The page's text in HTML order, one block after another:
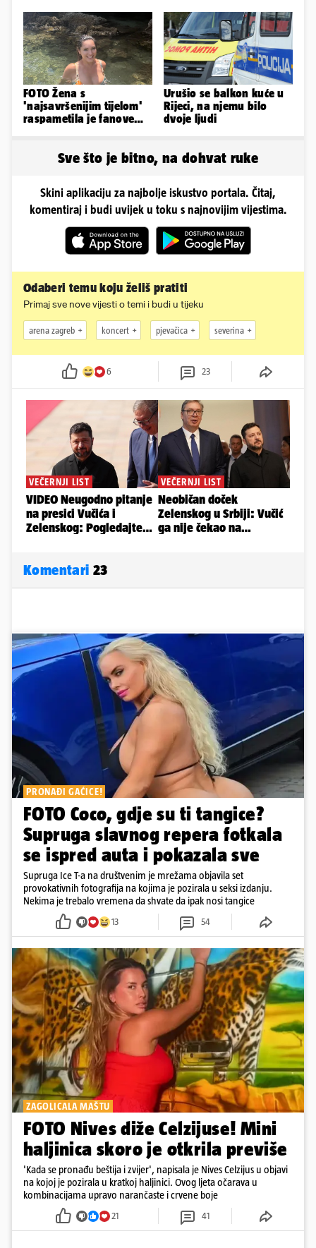
FOTO Žena s
'najsavršenijim tijelom'
raspametila je fanove
Urušio se balkon kuće u
Rijeci, na njemu bilo
dvoje ljudi
Sve što je bitno, na dohvat ruke
Skini aplikaciju za najbolje iskustvo portala. Čitaj,
komentiraj i budi uvijek u toku s najnovijim vijestima.
Odaberi temu koju želiš pratiti
Primaj sve nove vijesti o temi i budi u tijeku
arena zagreb koncert pjevačica severina
6 23
Komentari 23
PRONAĐI GAĆICE!
FOTO Coco, gdje su ti tangice?
Supruga slavnog repera fotkala
se ispred auta i pokazala sve
Supruga Ice T-a na društvenim je mrežama objavila set
provokativnih fotografija na kojima je pozirala u seksi izdanju.
Nekima je trebalo vremena da shvate da ipak nosi tangice
13 54
ZAGOLICALA MAŠTU
FOTO Nives diže Celzijuse! Mini
haljinica skoro je otkrila previše
'Kada se pronađu beštija i zvijer', napisala je Nives Celzijus u objavi
na kojoj je pozirala u kratkoj haljinici. Ovog ljeta očarava u
kombinacijama upravo narančaste i crvene boje
21 41